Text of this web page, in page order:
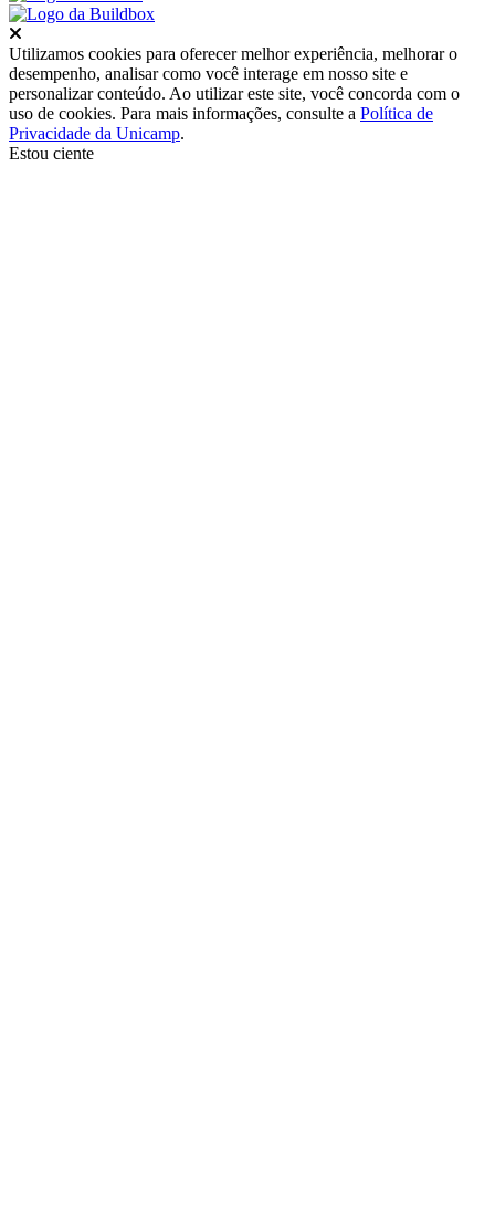
Utilizamos cookies para oferecer melhor experiência, melhorar o
desempenho, analisar como você interage em nosso site e
personalizar conteúdo. Ao utilizar este site, você concorda com o
uso de cookies. Para mais informações, consulte a Política de
Privacidade da Unicamp.
Estou ciente